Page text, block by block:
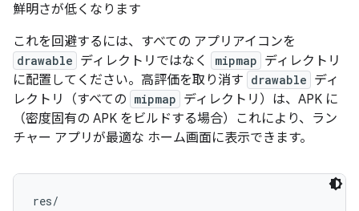
鮮明さが低くなります
これを回避するには、すべての アプリアイコンを
drawable ディレクトリではなく mipmap ディレクトリ
に配置してください。高評価を取り消す drawable ディ
レクトリ（すべての mipmap ディレクトリ）は、APK に
（密度固有の APK をビルドする場合）これにより、ラン
チャー アプリが最適な ホーム画面に表示できます。
res/